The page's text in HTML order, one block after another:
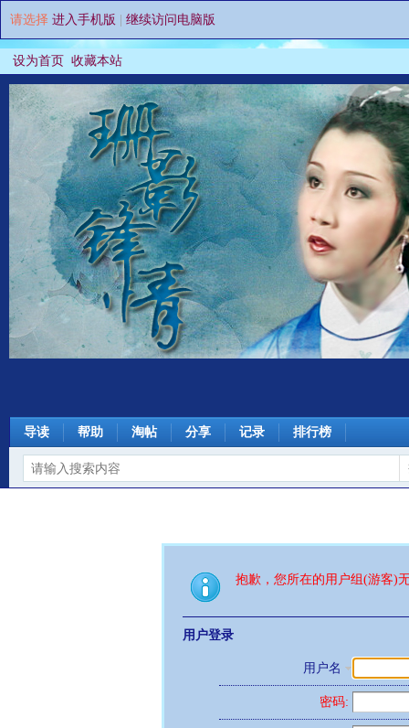
请选择 进入手机版 继续访问电脑版
设为首页 收藏本站
导读 帮助 淘帖 分享 记录 排行榜
抱歉，您所在的用户组(游客)
用户登录
用户名
密码: